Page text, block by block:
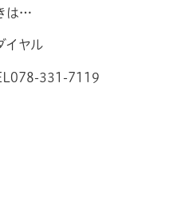
は…
イヤル
331-7119